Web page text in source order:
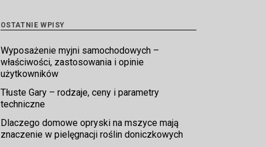
OSTATNIE WPISY
Wyposażenie myjni samochodowych –
właściwości, zastosowania i opinie
użytkowników
Tłuste Gary – rodzaje, ceny i parametry
techniczne
Dlaczego domowe opryski na mszyce mają
znaczenie w pielęgnacji roślin doniczkowych